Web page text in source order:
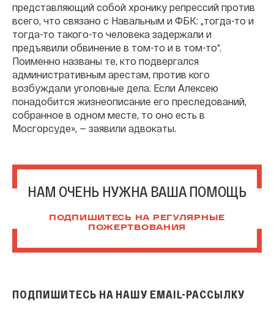
представляющий собой хронику репрессий против
всего, что связано с Навальным и ФБК: „тогда-то и
тогда-то такого-то человека задержали и
предъявили обвинение в том-то и в том-то“.
Поименно названы те, кто подвергался
административным арестам, против кого
возбуждали уголовные дела. Если Алексею
понадобится жизнеописание его преследований,
собранное в одном месте, то оно есть в
Мосгорсуде», — заявили адвокаты.
НАМ ОЧЕНЬ НУЖНА ВАША ПОМОЩЬ
ПОДПИШИТЕСЬ НА РЕГУЛЯРНЫЕ
ПОЖЕРТВОВАНИЯ
ПОДПИШИТЕСЬ НА НАШУ EMAIL-РАССЫЛКУ